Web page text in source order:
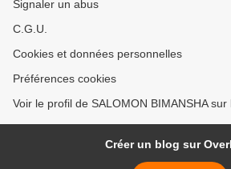
Signaler un abus
C.G.U.
Cookies et données personnelles
Préférences cookies
Voir le profil de SALOMON BIMANSHA
Créer un blog sur